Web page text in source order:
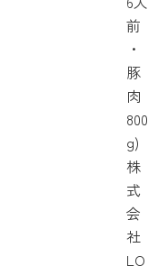
前
・
豚
肉
800
g)
株
式
会
社
LO